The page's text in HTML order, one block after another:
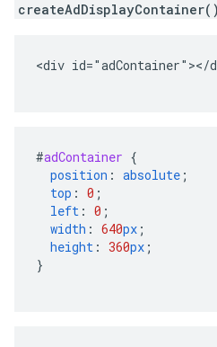
createAdDisplayContainer()
<div id="adContainer"></
#adContainer {
position : absolute ;
top : 0 ;
left : 0 ;
width : 640px ;
height : 360px ;
}